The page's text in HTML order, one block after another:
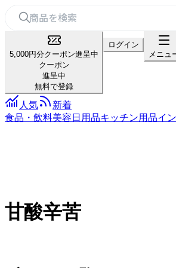
5,000円分クーポン進呈中
クーポン
進呈中
無料で登録
ログイン
メニュ
人気
新着
食品・飲料美容 日用品キッチン用品イ
甘酸辛苦